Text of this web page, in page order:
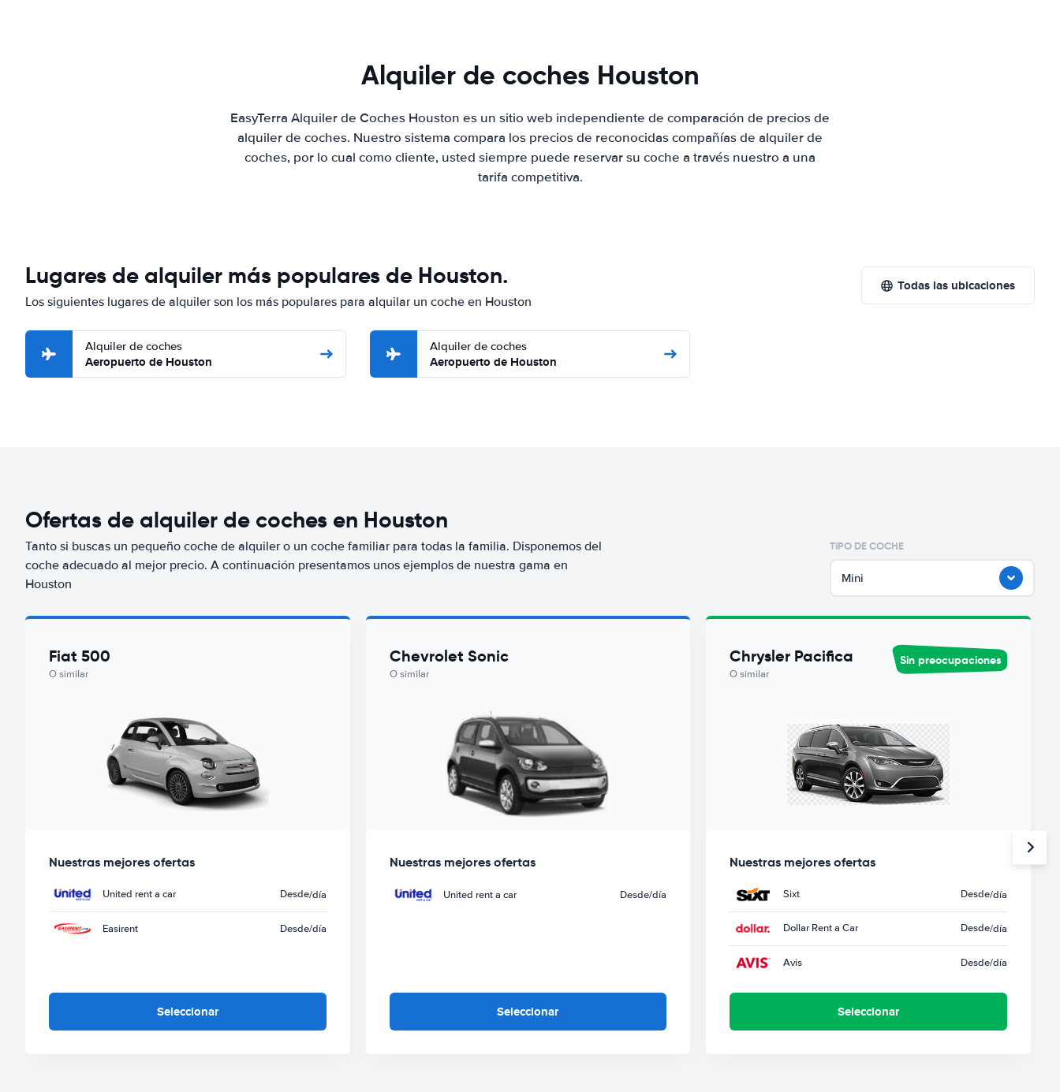
Alquiler de coches Houston
EasyTerra Alquiler de Coches Houston es un sitio web independiente de comparación de precios de
alquiler de coches. Nuestro sistema compara los precios de reconocidas compañías de alquiler de
coches, por lo cual como cliente, usted siempre puede reservar su coche a través nuestro a una
tarifa competitiva.
Lugares de alquiler más populares de Houston.
Los siguientes lugares de alquiler son los más populares para alquilar un coche en Houston
Todas las ubicaciones
Alquiler de coches
Aeropuerto de Houston
Alquiler de coches
Aeropuerto de Houston
Ofertas de alquiler de coches en Houston
Tanto si buscas un pequeño coche de alquiler o un coche familiar para todas la familia. Disponemos del
coche adecuado al mejor precio. A continuación presentamos unos ejemplos de nuestra gama en
Houston
TIPO DE COCHE
Mini
Fiat 500
O similar
Nuestras mejores ofertas
United rent a car Desde/día
Easirent Desde/día
Seleccionar
Chevrolet Sonic
O similar
Nuestras mejores ofertas
United rent a car Desde/día
Seleccionar
Chrysler Pacifica
O similar
Sin preocupaciones
Nuestras mejores ofertas
Sixt Desde/día
Dollar Rent a Car Desde/día
Avis Desde/día
Seleccionar